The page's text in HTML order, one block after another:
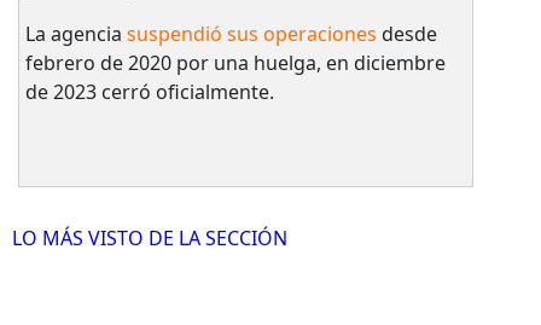
La agencia suspendió sus operaciones desde
febrero de 2020 por una huelga, en diciembre
de 2023 cerró oficialmente.
LO MÁS VISTO DE LA SECCIÓN